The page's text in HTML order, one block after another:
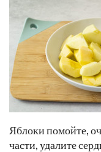
Яблоки помойте,
части, удалите